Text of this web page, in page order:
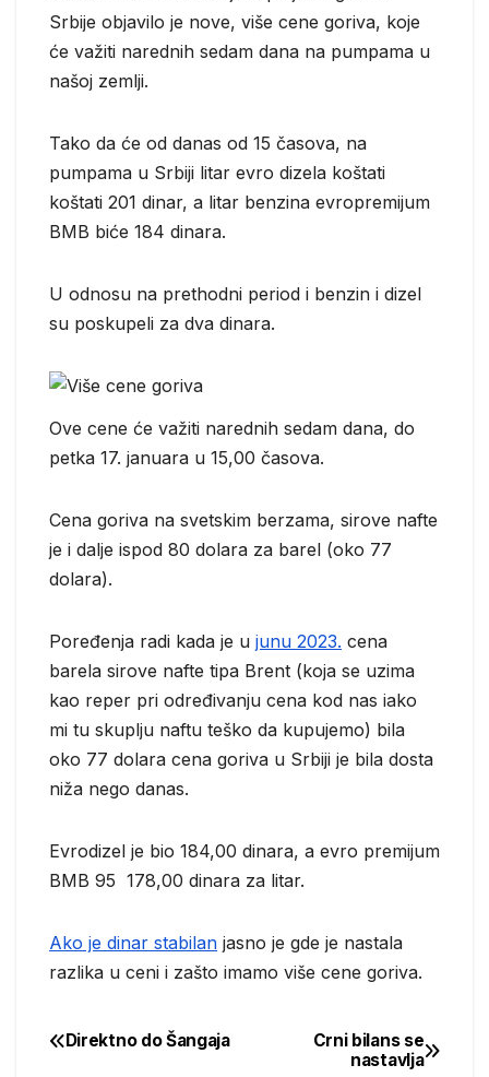
Srbije objavilo je nove, više cene goriva, koje
će važiti narednih sedam dana na pumpama u
našoj zemlji.
Tako da će od danas od 15 časova, na
pumpama u Srbiji litar evro dizela koštati
koštati 201 dinar, a litar benzina evropremijum
BMB biće 184 dinara.
U odnosu na prethodni period i benzin i dizel
su poskupeli za dva dinara.
Ove cene će važiti narednih sedam dana, do
petka 17. januara u 15,00 časova.
Cena goriva na svetskim berzama, sirove nafte
je i dalje ispod 80 dolara za barel (oko 77
dolara).
Poređenja radi kada je u junu 2023. cena
barela sirove nafte tipa Brent (koja se uzima
kao reper pri određivanju cena kod nas iako
mi tu skuplju naftu teško da kupujemo) bila
oko 77 dolara cena goriva u Srbiji je bila dosta
niža nego danas.
Evrodizel je bio 184,00 dinara, a evro premijum
BMB 95 178,00 dinara za litar.
Ako je dinar stabilan jasno je gde je nastala
razlika u ceni i zašto imamo više cene goriva.
Post
Crni bilans se
nastavlja
Direktno do Šangaja